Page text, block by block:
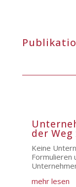
der Weg
Keine
Formulieren
mehr lesen